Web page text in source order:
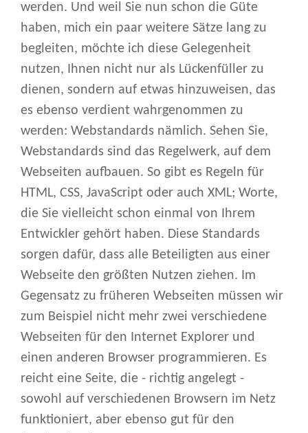
werden. Und weil Sie nun schon die Güte
haben, mich ein paar weitere Sätze lang zu
begleiten, möchte ich diese Gelegenheit
nutzen, Ihnen nicht nur als Lückenfüller zu
dienen, sondern auf etwas hinzuweisen, das
es ebenso verdient wahrgenommen zu
werden: Webstandards nämlich. Sehen Sie,
Webstandards sind das Regelwerk, auf dem
Webseiten aufbauen. So gibt es Regeln für
HTML, CSS, JavaScript oder auch XML; Worte,
die Sie vielleicht schon einmal von Ihrem
Entwickler gehört haben. Diese Standards
sorgen dafür, dass alle Beteiligten aus einer
Webseite den größten Nutzen ziehen. Im
Gegensatz zu früheren Webseiten müssen wir
zum Beispiel nicht mehr zwei verschiedene
Webseiten für den Internet Explorer und
einen anderen Browser programmieren. Es
reicht eine Seite, die - richtig angelegt -
sowohl auf verschiedenen Browsern im Netz
funktioniert, aber ebenso gut für den